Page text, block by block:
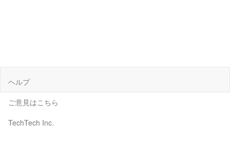
ヘルプ
ご意見はこちら
TechTech Inc.